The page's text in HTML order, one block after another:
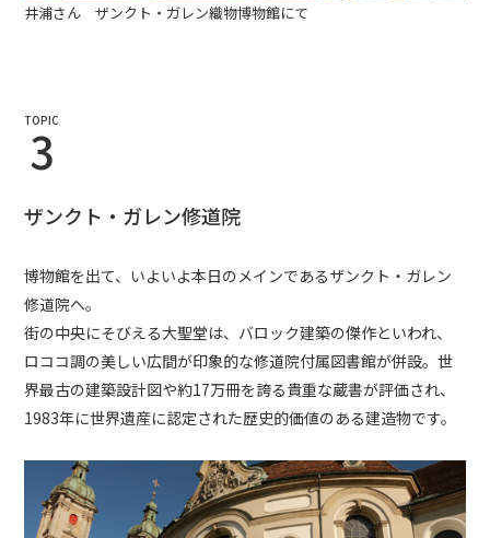
井浦さん ザンクト・ガレン織物博物館にて
TOPIC
3
ザンクト・ガレン修道院
博物館を出て、いよいよ本日のメインであるザンクト・ガレン
修道院へ。
街の中央にそびえる大聖堂は、バロック建築の傑作といわれ、
ロココ調の美しい広間が印象的な修道院付属図書館が併設。世
界最古の建築設計図や約17万冊を誇る貴重な蔵書が評価され、
1983年に世界遺産に認定された歴史的価値のある建造物です。